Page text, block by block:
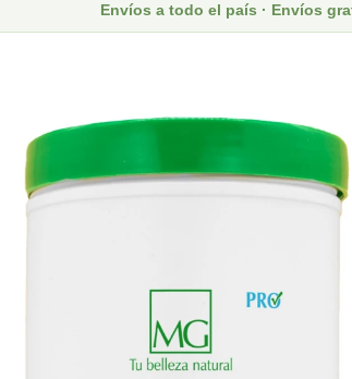
Envíos a todo el país · Envíos